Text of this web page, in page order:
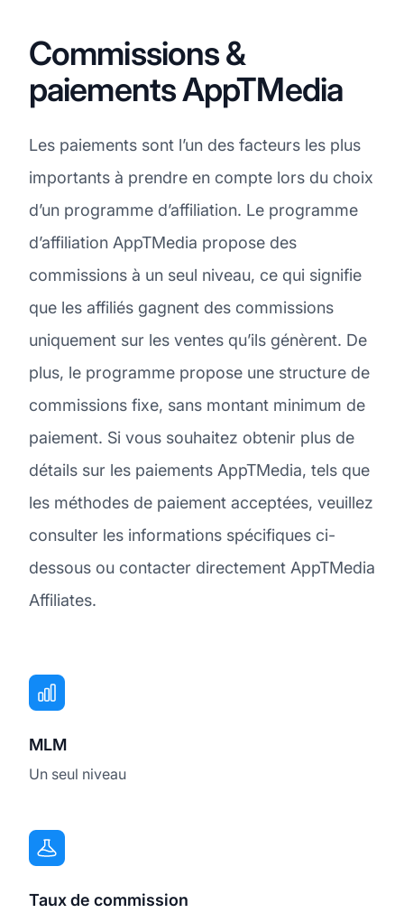
Commissions &
paiements AppTMedia
Les paiements sont l’un des facteurs les plus
importants à prendre en compte lors du choix
d’un programme d’affiliation. Le programme
d’affiliation AppTMedia propose des
commissions à un seul niveau, ce qui signifie
que les affiliés gagnent des commissions
uniquement sur les ventes qu’ils génèrent. De
plus, le programme propose une structure de
commissions fixe, sans montant minimum de
paiement. Si vous souhaitez obtenir plus de
détails sur les paiements AppTMedia, tels que
les méthodes de paiement acceptées, veuillez
consulter les informations spécifiques ci-
dessous ou contacter directement AppTMedia
Affiliates.
MLM
Un seul niveau
Taux de commission